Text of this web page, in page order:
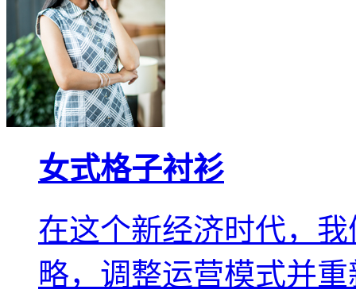
女式格子衬衫
在这个新经济时代，
略，调整运营模式并